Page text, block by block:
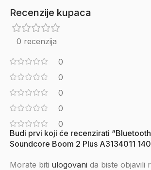
Recenzije kupaca
0 recenzija
0
0
0
0
0
Budi prvi koji će recenzirati
Soundcore Boom 2 Plus A3134011
Morate biti ulogovani da biste objavili